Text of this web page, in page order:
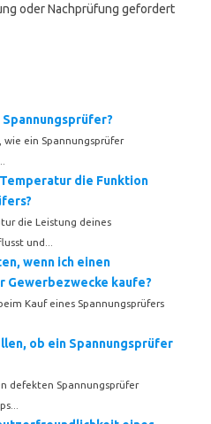
oder Nachprüfung gefordert
ein Spannungsprüfer
die Funktion
die Leistung deines
und...
wenn ich einen
Gewerbezwecke kaufe?
Kauf eines Spannungsprüfers
ob ein Spannungsprüfer
defekten Spannungsprüfer